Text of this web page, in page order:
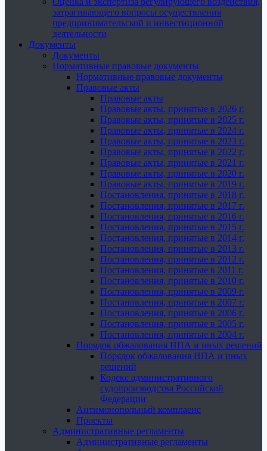
затрагивающего вопросы осуществления
предпринимательской и инвестиционной
деятельности
Документы
Документы
Нормативные правовые документы
Нормативные правовые документы
Правовые акты
Правовые акты
Правовые акты, принятые в 2026 г.
Правовые акты, принятые в 2025 г.
Правовые акты, принятые в 2024 г.
Правовые акты, принятые в 2023 г.
Правовые акты, принятые в 2022 г.
Правовые акты, принятые в 2021 г.
Правовые акты, принятые в 2020 г.
Правовые акты, принятые в 2019 г.
Постановления, принятые в 2018 г.
Постановления, принятые в 2017 г.
Постановления, принятые в 2016 г.
Постановления, принятые в 2015 г.
Постановления, принятые в 2014 г.
Постановления, принятые в 2013 г.
Постановления, принятые в 2012 г.
Постановления, принятые в 2011 г.
Постановления, принятые в 2010 г.
Постановления, принятые в 2009 г.
Постановления, принятые в 2007 г.
Постановления, принятые в 2006 г.
Постановления, принятые в 2005 г.
Постановления, принятые в 2004 г.
Порядок обжалования НПА и иных решений
Порядок обжалования НПА и иных
решений
Кодекс административного
судопроизводства Российской
Федерации
Антимонопольный комплаенс
Проекты
Административные регламенты
Административные регламенты